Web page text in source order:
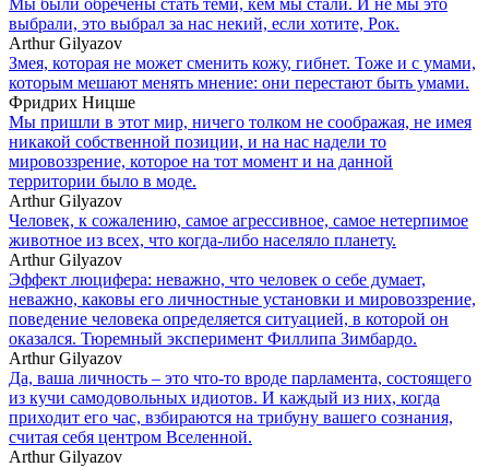
выбрали, это выбрал за нас некий, если хотите, Рок.
Arthur Gilyazov
Змея, которая не может сменить кожу, гибнет. Тоже и с умами,
которым мешают менять мнение: они перестают быть умами.
Фридрих Ницше
Мы пришли в этот мир, ничего толком не соображая, не имея
никакой собственной позиции, и на нас надели то
мировоззрение, которое на тот момент и на данной
территории было в моде.
Arthur Gilyazov
Человек, к сожалению, самое агрессивное, самое нетерпимое
животное из всех, что когда-либо населяло планету.
Arthur Gilyazov
Эффект люцифера: неважно, что человек о себе думает,
неважно, каковы его личностные установки и мировоззрение,
поведение человека определяется ситуацией, в которой он
оказался. Тюремный эксперимент Филлипа Зимбардо.
Arthur Gilyazov
Да, ваша личность – это что-то вроде парламента, состоящего
из кучи самодовольных идиотов. И каждый из них, когда
приходит его час, взбираются на трибуну вашего сознания,
считая себя центром Вселенной.
Arthur Gilyazov